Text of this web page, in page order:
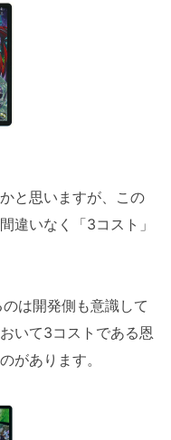
と思いますが、この
違いなく「3コスト」
は開発側も意識して
いて3コストである恩
があります。